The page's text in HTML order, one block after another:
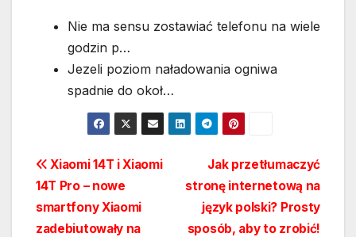
Nie ma sensu zostawiać telefonu na wiele
godzin p…
Jezeli poziom naładowania ogniwa
spadnie do okoł…
Nawigacja
wpisu
Jak przetłumaczyć
stronę internetową na
język polski? Prosty
sposób, aby to zrobić!
Xiaomi 14T i Xiaomi
14T Pro – nowe
smartfony Xiaomi
zadebiutowały na